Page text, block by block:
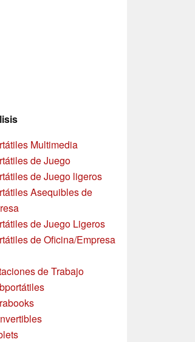
Multimedia
de Juego
de Juego ligeros
Asequibles de
de Juego Ligeros
de Oficina/Empresa
de Trabajo